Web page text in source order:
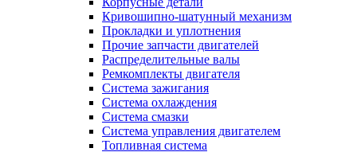
Кривошипно-шатунный механизм
Прокладки и уплотнения
Прочие запчасти двигателей
Распределительные валы
Ремкомплекты двигателя
Система зажигания
Система охлаждения
Система смазки
Система управления двигателем
Топливная система